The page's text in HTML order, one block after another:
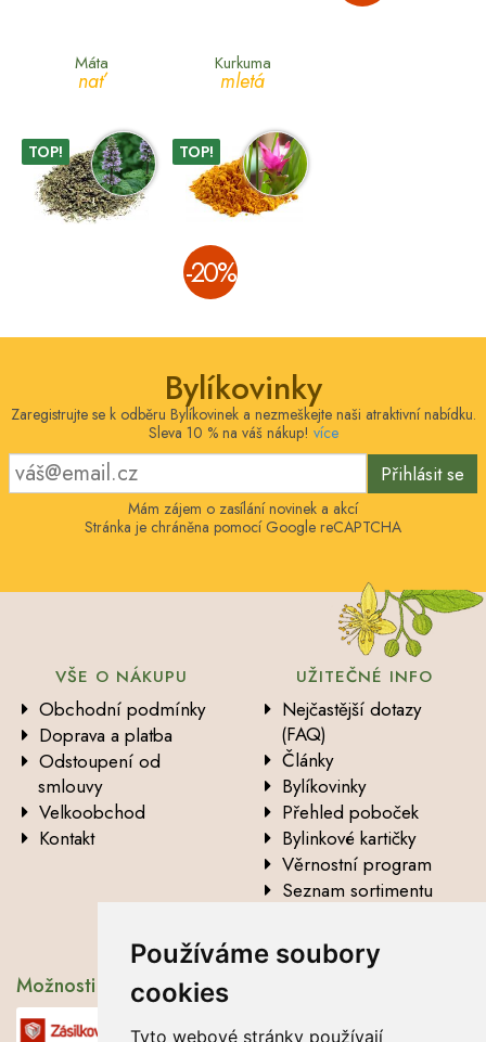
Používáme soubory
cookies
Tyto webové stránky používají
Máta
nať
TOP!
Kurkuma
mletá
TOP!
­-20%
Bylíkovinky
Zaregistrujte se k odběru Bylíkovinek a nezmeškejte naši atraktivní nabídku.
Sleva 10 % na váš nákup! více
Přihlásit se
Mám zájem o zasílání novinek a akcí
Stránka je chráněna pomocí Google reCAPTCHA
VŠE O NÁKUPU
Obchodní podmínky
Doprava a platba
Odstoupení od
smlouvy
Velkoobchod
Kontakt
UŽITEČNÉ INFO
Nejčastější dotazy
(FAQ)
Články
Bylíkovinky
Přehled poboček
Bylinkové kartičky
Věrnostní program
Seznam sortimentu
údajů
Možnosti dopravy